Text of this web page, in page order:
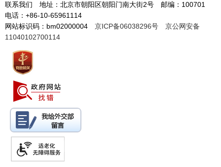
联系我们 地址：北京市朝阳区朝阳门南大街2号 邮编：100701
电话：+86-10-65961114
网站标识码：bm02000004 京ICP备06038296号
京公网安备
11040102700114